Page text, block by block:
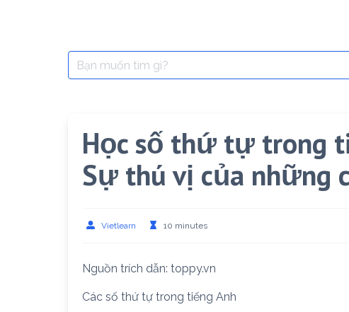
Search
for:
Học số thứ tự trong
Sự thú vị của những
Vietlearn 10 minutes
Nguồn trích dẫn: toppy.vn
Các số thứ tự trong tiếng Anh